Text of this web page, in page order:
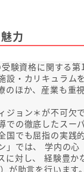
力
験資格に関する第
設・カリキュラム
のほか、産業も重
ジョン＊が不可欠
での徹底したスー
国でも屈指の実践
」では、 学内の心
に対し、 経験豊か
が助言を行います